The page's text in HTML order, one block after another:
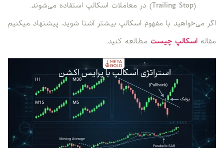
(Trailing Stop) در معاملات اسکالپ استفاده می‌شوند.
اگر می‌خواهید با مفهوم اسکالپ بیشتر آشنا شوید، پیشنهاد میکنیم
مقاله اسکالپ چیست مطالعه کنید.